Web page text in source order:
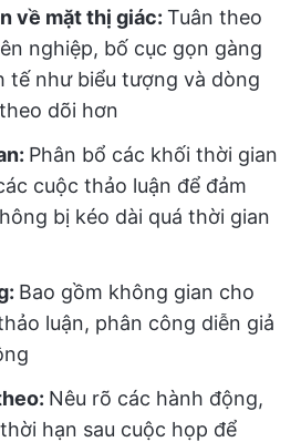
về mặt thị giác: Tuân theo
nghiệp, bố cục gọn gàng
tế như biểu tượng và dòng
dõi hơn
Phân bổ các khối thời gian
cuộc thảo luận để đảm
bị kéo dài quá thời gian
Bao gồm không gian cho
luận, phân công diễn giả
Nêu rõ các hành động,
hạn sau cuộc họp để